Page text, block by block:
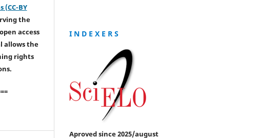
(CC-BY
the
access
allows the
rights
I N D E X E R S
Aproved since 2025/august